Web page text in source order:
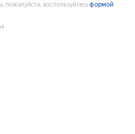
пожалуйста, воспользуйтесьформой